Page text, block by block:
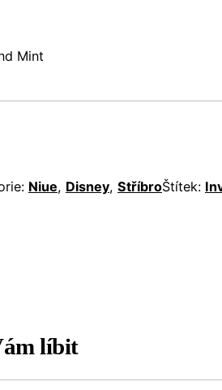
Mint
Niue, Disney, StříbroŠtítek:
líbit